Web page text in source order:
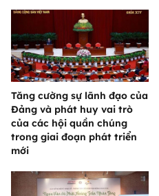
Tăng cường sự lãnh đạo của
Đảng và phát huy vai trò
của các hội quần chúng
trong giai đoạn phát triển
mới